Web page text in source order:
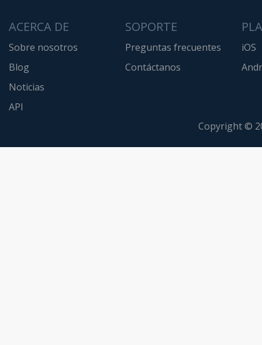
ACERCA DE
Sobre nosotros
Blog
Noticias
API
SOPORTE
Preguntas frecuentes
Contáctanos
iOS
Copyright ©